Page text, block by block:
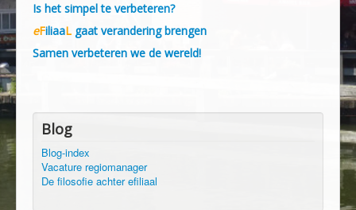
Is het simpel te verbeteren?
eFiliaaL gaat verandering brengen
Samen verbeteren we de wereld!
Blog
Blog-index
Vacature regiomanager
De filosofie achter efiliaal